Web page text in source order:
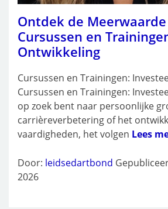
Ontdek de
Cursussen en
Ontwikkeling
Cursussen en Trainingen:
Cursussen en Trainingen:
op zoek bent naar persoonlijke
carrièreverbetering of het
vaardigheden, het volgen Lees
Door: leidsedartbond
2026